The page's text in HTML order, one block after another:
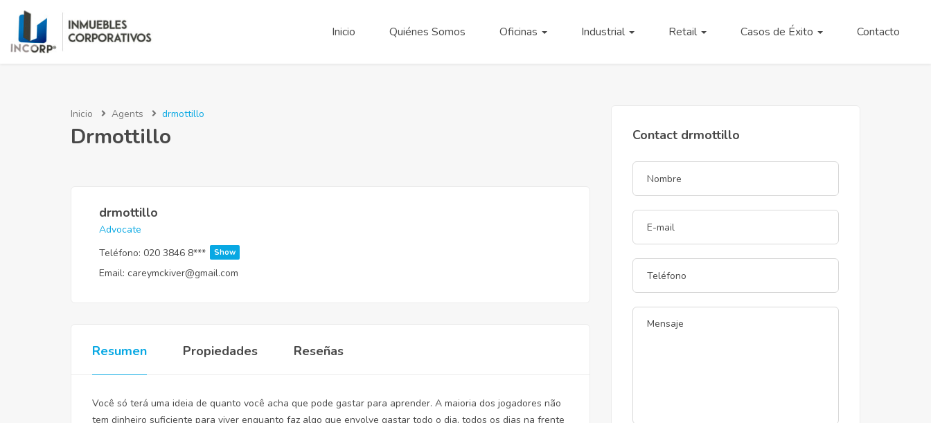
Inicio Quiénes Somos Oficinas Industrial Retail Casos de Éxito Contacto
Inicio Agents drmottillo
Drmottillo
drmottillo
Advocate
Teléfono: 020 3846 8*** Show
Email: careymckiver@gmail.com
Resumen Propiedades Reseñas
Você só terá uma ideia de quanto você acha que pode gastar para aprender. A maioria dos jogadores não
tem dinheiro suficiente para viver enquanto faz algo que envolve gastar todo o dia, todos os dias na frente
Contact drmottillo